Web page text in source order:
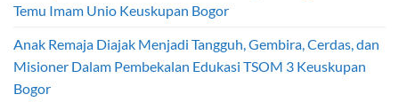
Temu Imam Unio Keuskupan Bogor
Anak Remaja Diajak Menjadi Tangguh, Gembira, Cerdas, dan
Misioner Dalam Pembekalan Edukasi TSOM 3 Keuskupan
Bogor